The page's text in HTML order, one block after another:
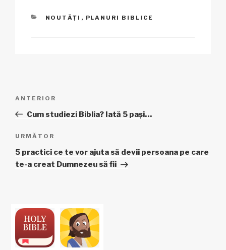
CATEGORII
NOUTĂȚI , PLANURI BIBLICE
articole
Articol
anterior
ANTERIOR
Cum studiezi Biblia? Iată 5 pași…
Articolul
următor
URMĂTOR
5 practici ce te vor ajuta să devii persoana pe care
te-a creat Dumnezeu să fii